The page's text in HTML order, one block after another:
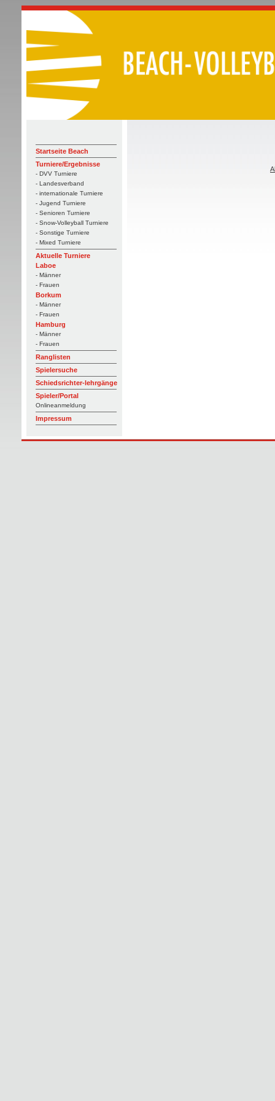
Startseite Beach
Turniere/Ergebnisse
- DVV Turniere
- Landesverband
- internationale Turniere
- Jugend Turniere
- Senioren Turniere
- Snow-Volleyball Turniere
- Sonstige Turniere
- Mixed Turniere
Aktuelle Turniere
Laboe
- Männer
- Frauen
Borkum
- Männer
- Frauen
Hamburg
- Männer
- Frauen
Ranglisten
Spielersuche
Schiedsrichter-lehrgänge
Spieler/Portal
Onlineanmeldung
Impressum